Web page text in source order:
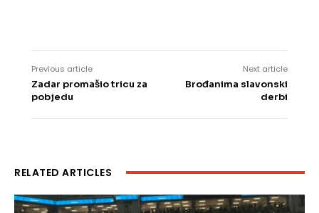
Previous article
Zadar promašio tricu za
pobjedu
Next article
Brođanima slavonski
derbi
RELATED ARTICLES